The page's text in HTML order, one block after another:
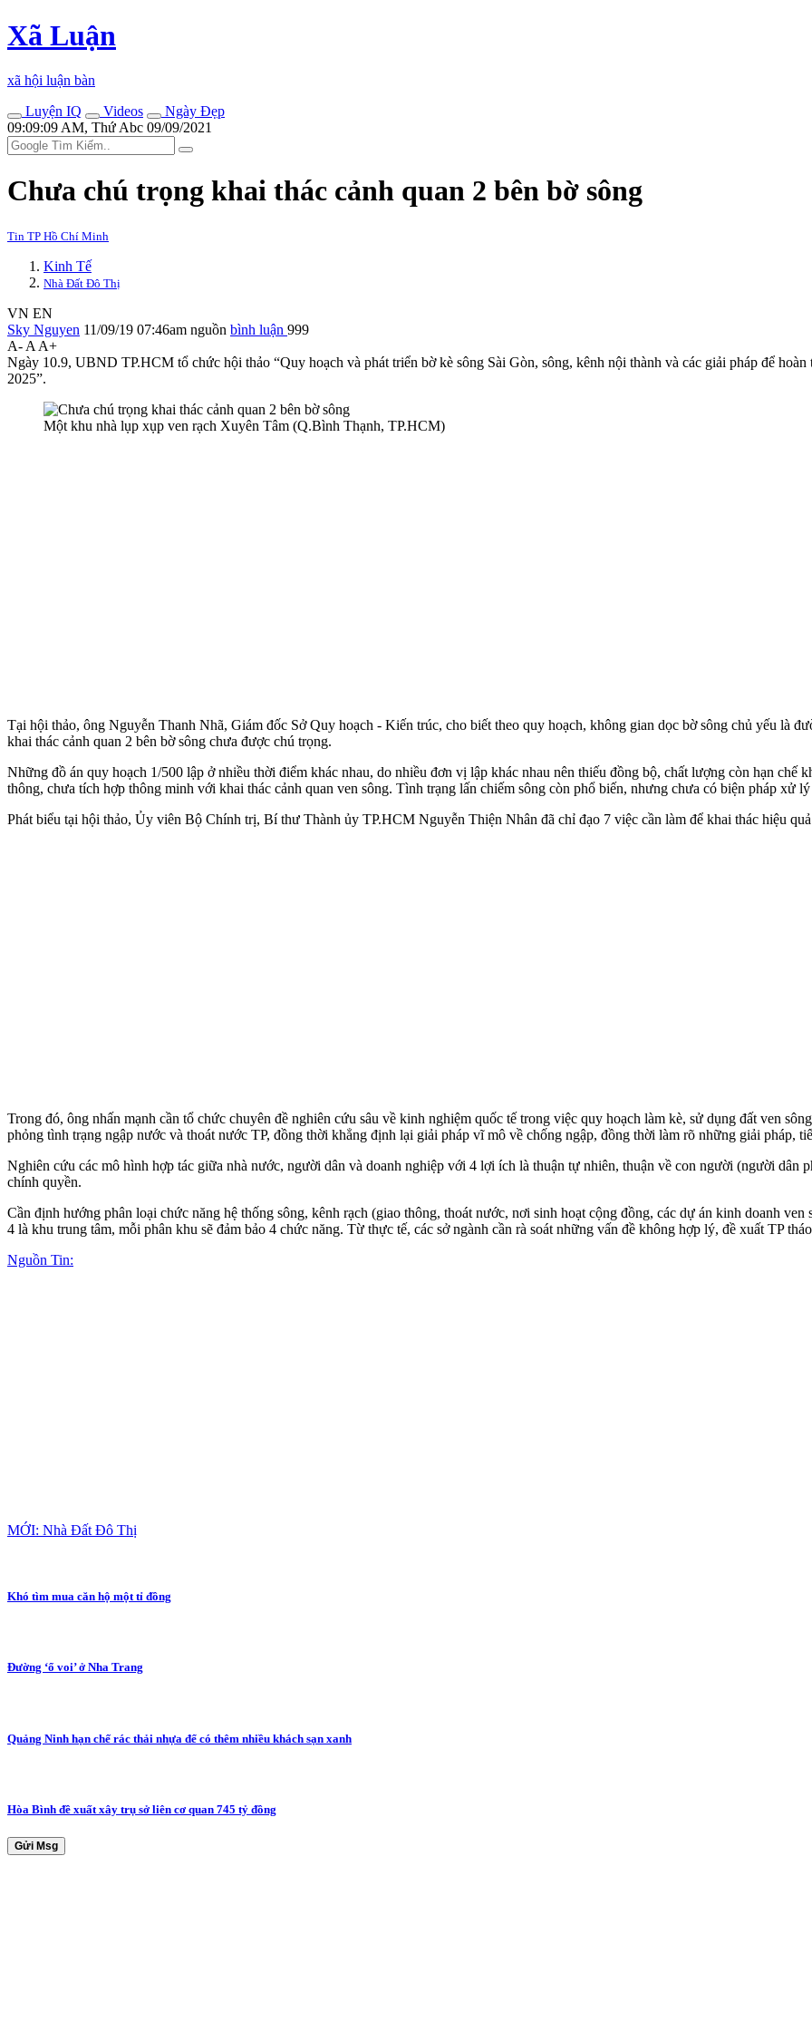
Xã Luận
xã hội luận bàn
Luyện IQ
Videos
Ngày Đẹp
09:09:09 AM, Thứ Abc 09/09/2021
Chưa chú trọng khai thác cảnh quan 2 bên bờ sông
Tin TP Hồ Chí Minh
Kinh Tế
Nhà Đất Đô Thị
VN EN
Sky Nguyen 11/09/19 07:46am nguồn bình luận 999
A- A A+
Ngày 10.9, UBND TP.HCM tổ chức hội thảo “Quy hoạch và phát triển bờ kè sông Sài Gòn, sông, kênh nội thành và các giải pháp để
2025”.
Một khu nhà lụp xụp ven rạch Xuyên Tâm (Q.Bình Thạnh, TP.HCM)
Tại hội thảo, ông Nguyễn Thanh Nhã, Giám đốc Sở Quy hoạch - Kiến trúc, cho biết theo quy hoạch, không gian dọc bờ sông chủ yếu là
khai thác cảnh quan 2 bên bờ sông chưa được chú trọng.
Những đồ án quy hoạch 1/500 lập ở nhiều thời điểm khác nhau, do nhiều đơn vị lập khác nhau nên thiếu đồng bộ, chất lượng còn hạn chế
thông, chưa tích hợp thông minh với khai thác cảnh quan ven sông. Tình trạng lấn chiếm sông còn phổ biến, nhưng chưa có biện pháp xử
Phát biểu tại hội thảo, Ủy viên Bộ Chính trị, Bí thư Thành ủy TP.HCM Nguyễn Thiện Nhân đã chỉ đạo 7 việc cần làm để khai thác hiệu
Trong đó, ông nhấn mạnh cần tổ chức chuyên đề nghiên cứu sâu về kinh nghiệm quốc tế trong việc quy hoạch làm kè, sử dụng đất ven
phỏng tình trạng ngập nước và thoát nước TP, đồng thời khẳng định lại giải pháp vĩ mô về chống ngập, đồng thời làm rõ những giải pháp,
Nghiên cứu các mô hình hợp tác giữa nhà nước, người dân và doanh nghiệp với 4 lợi ích là thuận tự nhiên, thuận về con người (người dân
chính quyền.
Cần định hướng phân loại chức năng hệ thống sông, kênh rạch (giao thông, thoát nước, nơi sinh hoạt cộng đồng, các dự án kinh doanh
4 là khu trung tâm, mỗi phân khu sẽ đảm bảo 4 chức năng. Từ thực tế, các sở ngành cần rà soát những vấn đề không hợp lý, đề xuất TP
Nguồn Tin:
MỚI: Nhà Đất Đô Thị
Khó tìm mua căn hộ một tỉ đồng
Đường ‘ổ voi’ ở Nha Trang
Quảng Ninh hạn chế rác thải nhựa để có thêm nhiều khách sạn xanh
Hòa Bình đề xuất xây trụ sở liên cơ quan 745 tỷ đồng
Gửi Msg